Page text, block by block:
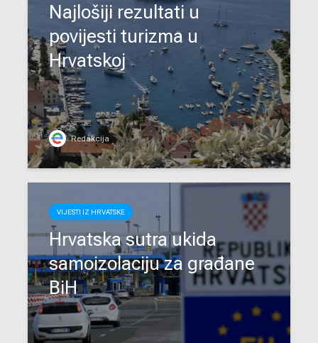
Najlošiji rezultati u
povijesti turizma u
Hrvatskoj
Redakcija
VIJESTI IZ HRVATSKE
Hrvatska sutra ukida
samoizolaciju za građane
BiH